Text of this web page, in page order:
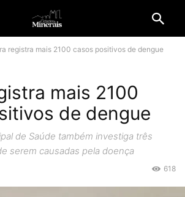
registra mais 2100 casos positivos de dengue
mais 2100
de dengue
de Saúde também investiga três
serem causadas pela doença
618